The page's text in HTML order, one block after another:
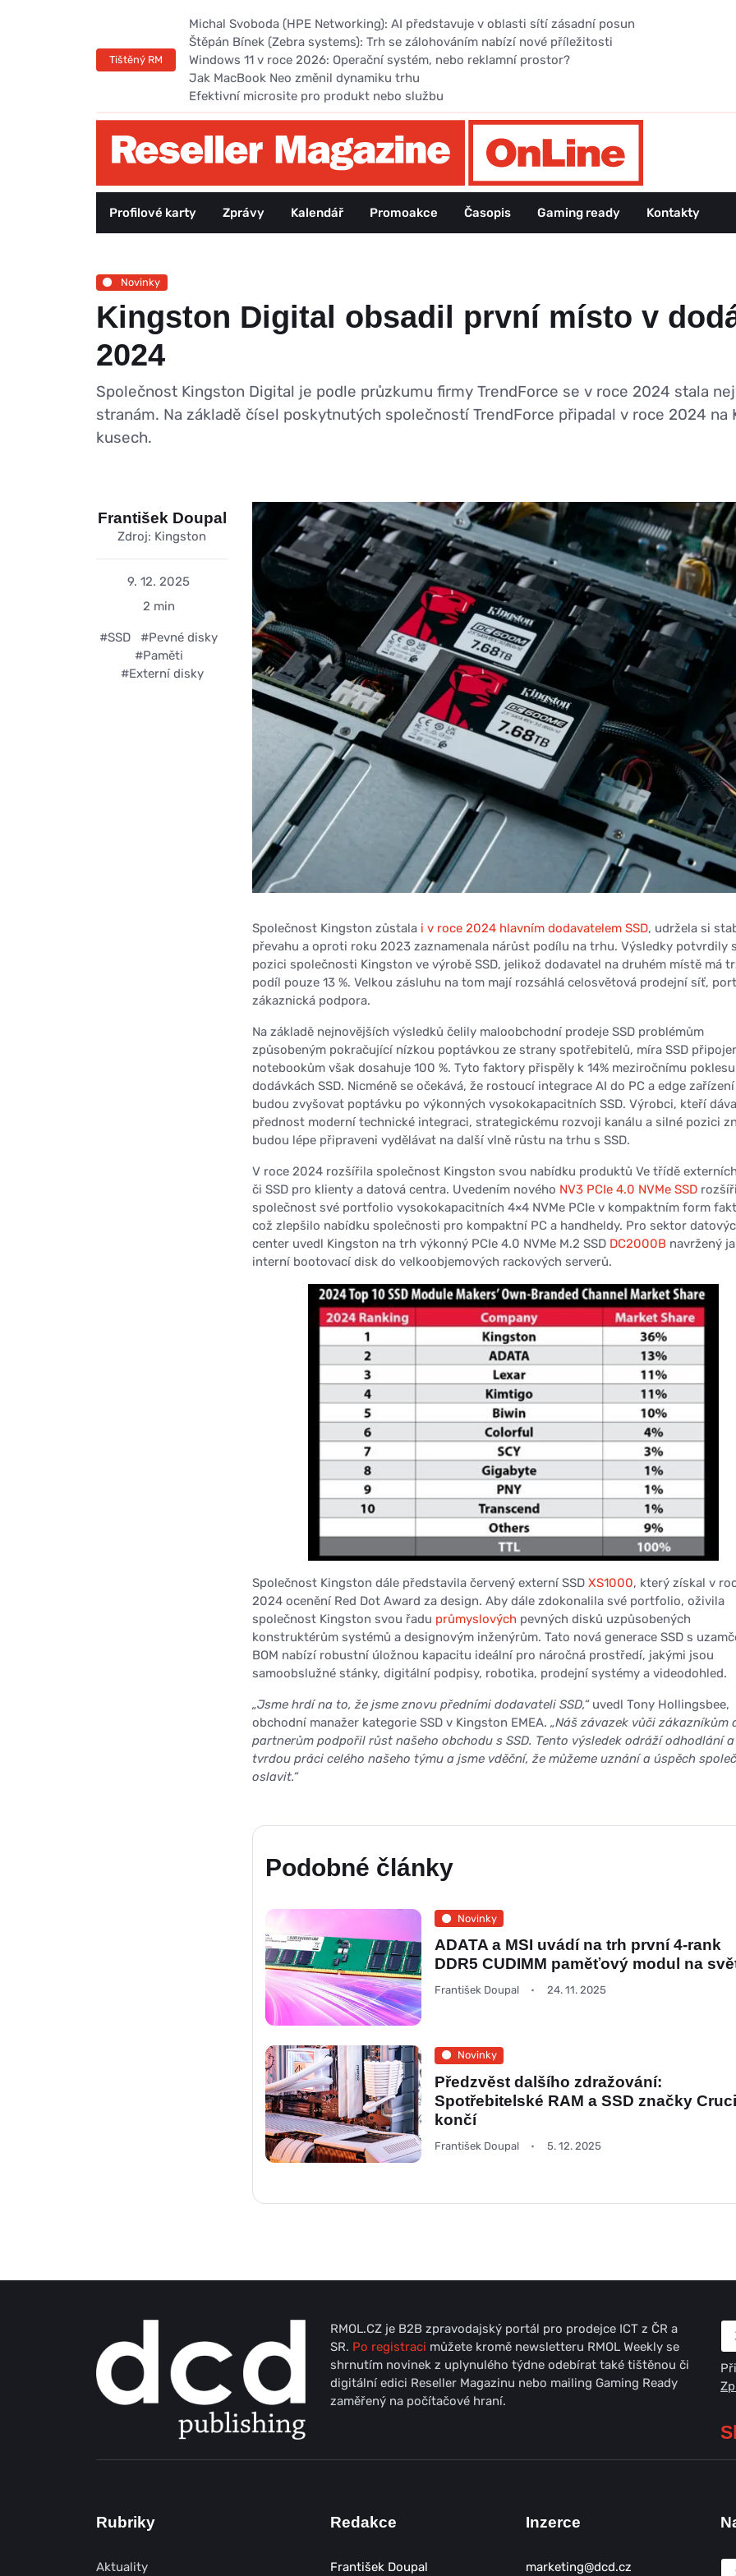
Tištěný RM
Michal Svoboda (HPE Networking): AI představuje v oblasti sítí zásadní posun
Štěpán Bínek (Zebra systems): Trh se zálohováním nabízí nové příležitosti
Windows 11 v roce 2026: Operační systém, nebo reklamní prostor?
Jak MacBook Neo změnil dynamiku trhu
Efektivní microsite pro produkt nebo službu
Profilové karty Zprávy Kalendář Promoakce Časopis Gaming ready Kontakty
Novinky
Kingston Digital obsadil první místo v
2024
Společnost Kingston Digital je podle průzkumu firmy TrendForce se v roce 2024 stala
stranám. Na základě čísel poskytnutých společností TrendForce připadal v roce 2024 na
kusech.
František Doupal
Zdroj: Kingston
9. 12. 2025
2 min
#SSD
#Pevné disky
#Paměti
#Externí disky
Společnost Kingston zůstala i v roce 2024 hlavním dodavatelem SSD, udržela si
převahu a oproti roku 2023 zaznamenala nárůst podílu na trhu. Výsledky potvrdily
pozici společnosti Kingston ve výrobě SSD, jelikož dodavatel na druhém místě má
podíl pouze 13 %. Velkou zásluhu na tom mají rozsáhlá celosvětová prodejní síť,
zákaznická podpora.
Na základě nejnovějších výsledků čelily maloobchodní prodeje SSD problémům
způsobeným pokračující nízkou poptávkou ze strany spotřebitelů, míra SSD
notebookům však dosahuje 100 %. Tyto faktory přispěly k 14% meziročnímu
dodávkách SSD. Nicméně se očekává, že rostoucí integrace AI do PC a edge zařízení
budou zvyšovat poptávku po výkonných vysokokapacitních SSD. Výrobci, kteří
přednost moderní technické integraci, strategickému rozvoji kanálu a silné pozici
budou lépe připraveni vydělávat na další vlně růstu na trhu s SSD.
V roce 2024 rozšířila společnost Kingston svou nabídku produktů Ve třídě
či SSD pro klienty a datová centra. Uvedením nového NV3 PCIe 4.0 NVMe SSD
společnost své portfolio vysokokapacitních 4×4 NVMe PCIe v kompaktním form
což zlepšilo nabídku společnosti pro kompaktní PC a handheldy. Pro sektor
center uvedl Kingston na trh výkonný PCIe 4.0 NVMe M.2 SSD DC2000B navržený
interní bootovací disk do velkoobjemových rackových serverů.
Společnost Kingston dále představila červený externí SSD XS1000, který získal v
2024 ocenění Red Dot Award za design. Aby dále zdokonalila své portfolio, oživila
společnost Kingston svou řadu průmyslových pevných disků uzpůsobených
konstruktérům systémů a designovým inženýrům. Tato nová generace SSD s
BOM nabízí robustní úložnou kapacitu ideální pro náročná prostředí, jakými jsou
samoobslužné stánky, digitální podpisy, robotika, prodejní systémy a videodohled.
„Jsme hrdí na to, že jsme znovu předními dodavateli SSD,“ uvedl Tony Hollingsbee,
obchodní manažer kategorie SSD v Kingston EMEA. „Náš závazek vůči zákazníkům
partnerům podpořil růst našeho obchodu s SSD. Tento výsledek odráží odhodlání a
tvrdou práci celého našeho týmu a jsme vděční, že můžeme uznání a úspěch
oslavit.“
Podobné články
Novinky
ADATA a MSI uvádí na trh první 4-rank
DDR5 CUDIMM paměťový modul na
František Doupal 24. 11. 2025
Novinky
Předzvěst dalšího zdražování:
Spotřebitelské RAM a SSD značky
končí
František Doupal 5. 12. 2025
RMOL.CZ je B2B zpravodajský portál pro prodejce ICT z ČR a
SR. Po registraci můžete kromě newsletteru RMOL Weekly se
shrnutím novinek z uplynulého týdne odebírat také tištěnou či
digitální edici Reseller Magazinu nebo mailing Gaming Ready
zaměřený na počítačové hraní.
Rubriky
Aktuality
Redakce
František Doupal
Inzerce
marketing@dcd.cz